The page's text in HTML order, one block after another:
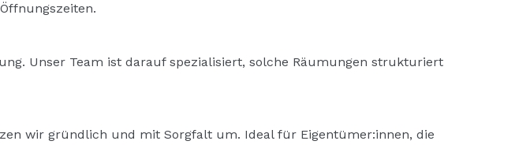
Unser Team ist darauf spezialisiert, solche Räumungen strukturiert
wir gründlich und mit Sorgfalt um. Ideal für Eigentümer:innen, die